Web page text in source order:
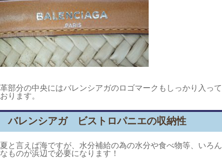
革部分の中央にはバレンシアガのロゴマークもしっかり入って
おります。
バレンシアガ ビストロパニエの収納性
夏と言えば海ですが、水分補給の為の水分や食べ物等、いろん
なものが浜辺で必要になります！